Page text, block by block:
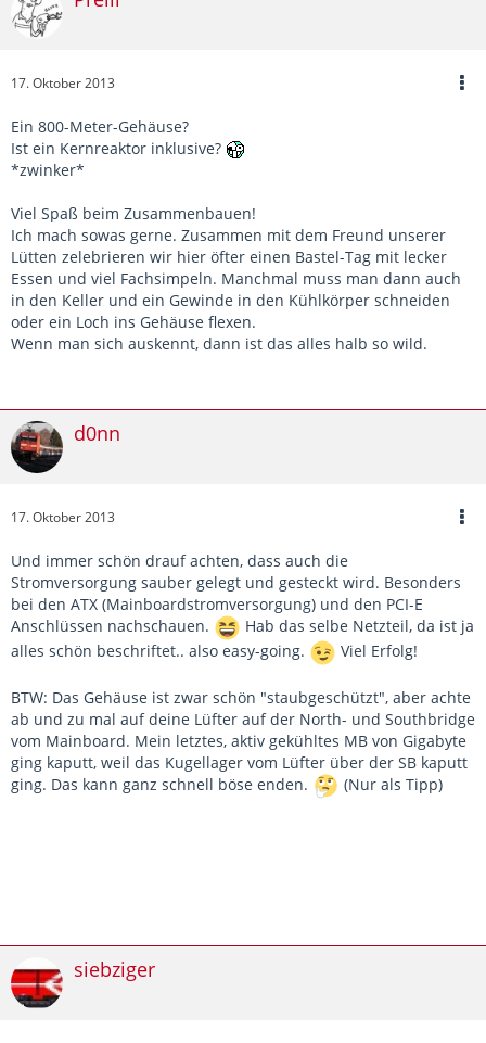
17. Oktober 2013
Ein 800-Meter-Gehäuse?
Ist ein Kernreaktor inklusive?
*zwinker*
Viel Spaß beim Zusammenbauen!
Ich mach sowas gerne. Zusammen mit dem Freund unserer
Lütten zelebrieren wir hier öfter einen Bastel-Tag mit lecker
Essen und viel Fachsimpeln. Manchmal muss man dann auch
in den Keller und ein Gewinde in den Kühlkörper schneiden
oder ein Loch ins Gehäuse flexen.
Wenn man sich auskennt, dann ist das alles halb so wild.
d0nn
17. Oktober 2013
Und immer schön drauf achten, dass auch die
Stromversorgung sauber gelegt und gesteckt wird. Besonders
bei den ATX (Mainboardstromversorgung) und den PCI-E
Anschlüssen nachschauen.
Hab das selbe Netzteil, da ist ja
alles schön beschriftet.. also easy-going.
Viel Erfolg!
BTW: Das Gehäuse ist zwar schön "staubgeschützt", aber achte
ab und zu mal auf deine Lüfter auf der North- und Southbridge
vom Mainboard. Mein letztes, aktiv gekühltes MB von Gigabyte
ging kaputt, weil das Kugellager vom Lüfter über der SB kaputt
ging. Das kann ganz schnell böse enden.
(Nur als Tipp)
siebziger